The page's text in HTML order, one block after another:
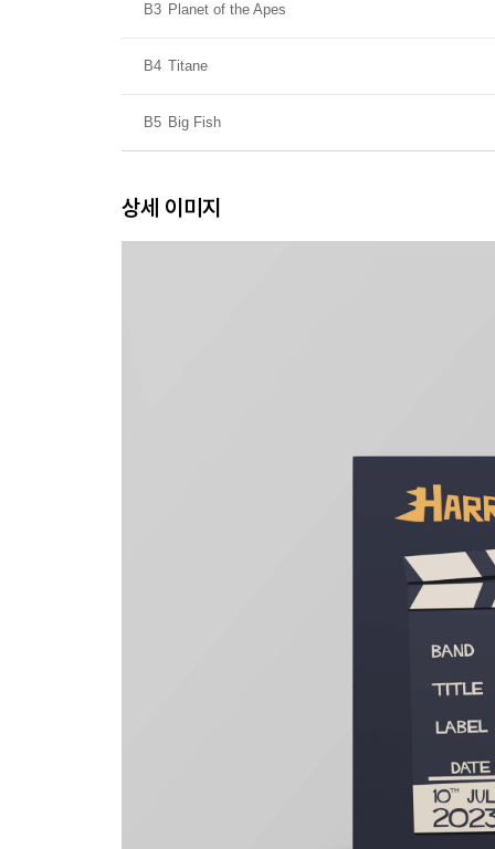
B3 Planet of the Apes
B4 Titane
B5 Big Fish
상세 이미지